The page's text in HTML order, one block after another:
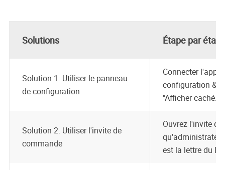
Solutions Étape par
Solution 1. Utiliser le panneau
de configuration
Connecter
configuration &
"Afficher
Solution 2. Utiliser l'invite de
commande
Ouvrez l'invite
est la lettre du